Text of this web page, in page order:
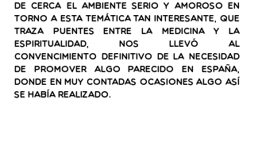
de cerca el ambiente serio y amoroso en
torno a esta temática tan interesante, que
traza puentes entre la medicina y la
espiritualidad, nos llevó al
convencimiento definitivo de la necesidad
de promover algo parecido en España,
donde en muy contadas ocasiones algo así
se había realizado.